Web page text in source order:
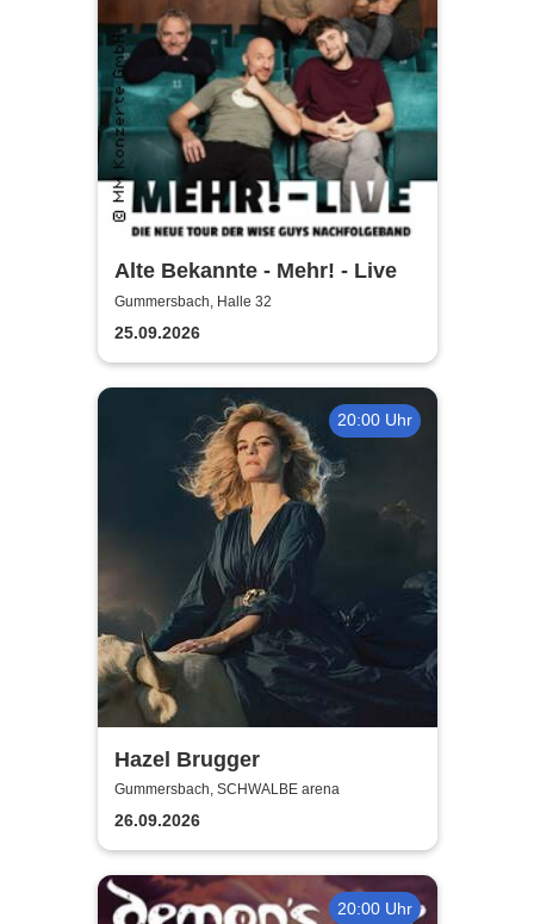
Alte Bekannte - Mehr! - Live
Gummersbach, Halle 32
25.09.2026
20:00 Uhr
Hazel Brugger
Gummersbach, SCHWALBE arena
26.09.2026
20:00 Uhr